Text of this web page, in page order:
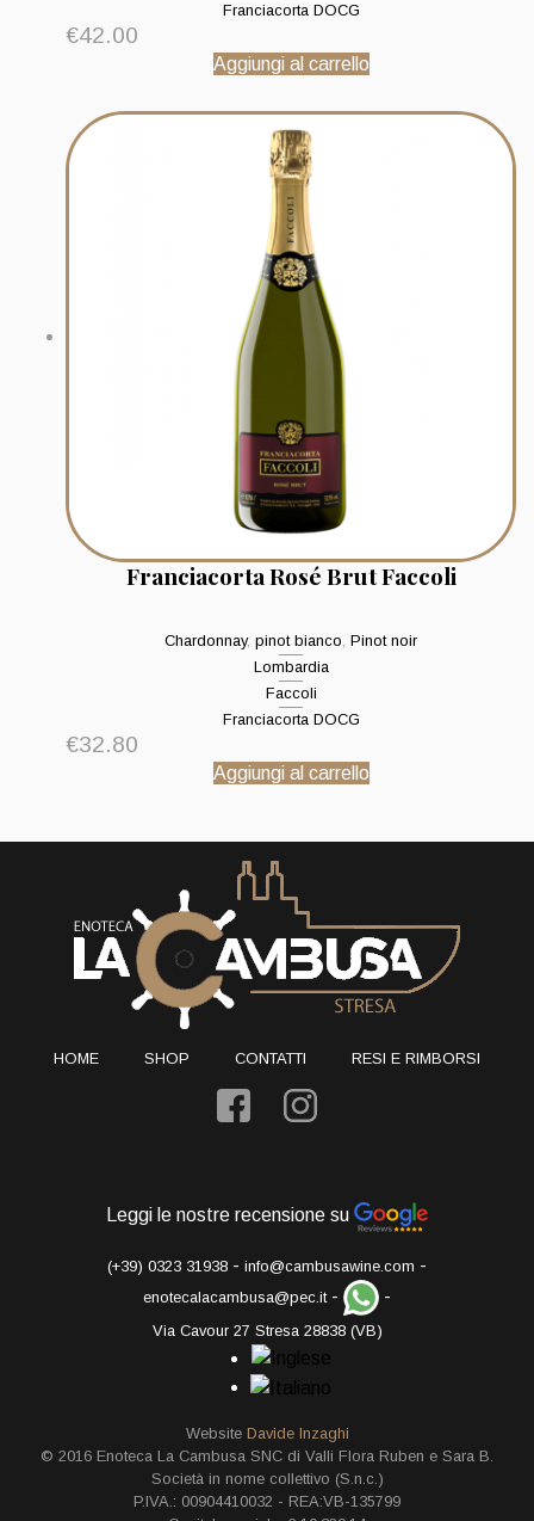
Franciacorta DOCG
€42.00
Aggiungi al carrello
Franciacorta Rosé Brut Faccoli
Chardonnay, pinot bianco, Pinot noir
Lombardia
Faccoli
Franciacorta DOCG
€32.80
Aggiungi al carrello
HOME SHOP CONTATTI RESI E RIMBORSI
Leggi le nostre recensione su
(+39) 0323 31938 - info@cambusawine.com -
enotecalacambusa@pec.it- -
Via Cavour 27 Stresa 28838 (VB)
Website Davide Inzaghi
© 2016 Enoteca La Cambusa SNC di Valli Flora Ruben e Sara B.
Società in nome collettivo (S.n.c.)
P.IVA.: 00904410032 - REA:VB-135799